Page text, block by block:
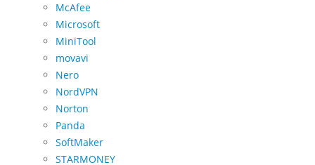
McAfee
Microsoft
MiniTool
movavi
Nero
NordVPN
Norton
Panda
SoftMaker
STARMONEY